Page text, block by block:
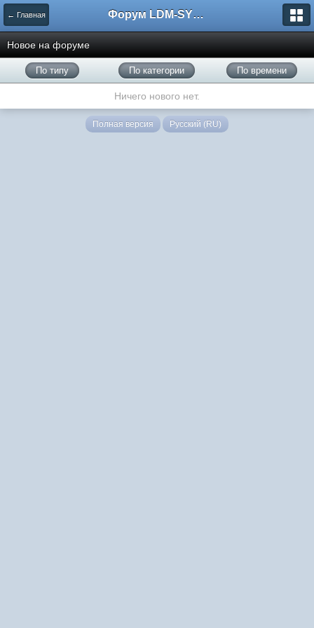
← Главная Форум LDM-SYSTEMS
Новое на форуме
По типу По категории По времени
Ничего нового нет.
Полная версия Русский (RU)